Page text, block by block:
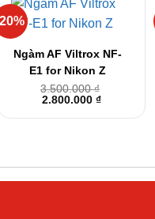
+
Ngàm AF Viltrox NF-
E1 for Nikon Z
3.500.000₫
Giá
là:
2.800.000₫Giá
tại